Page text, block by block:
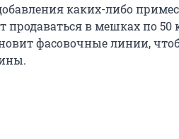
каких-либо
продаваться в мешках по
фасовочные линии,